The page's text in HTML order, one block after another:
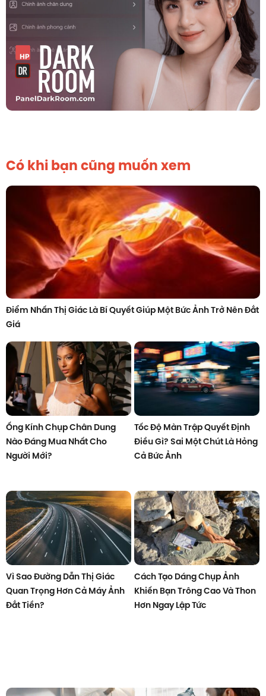
Có khi bạn cũng muốn xem
Điểm Nhấn Thị Giác Là Bí Quyết Giúp Một Bức Ảnh Trở Nên Đắt
Giá
Ống Kính Chụp Chân Dung
Nào Đáng Mua Nhất Cho
Người Mới?
Tốc Độ Màn Trập Quyết Định
Điều Gì? Sai Một Chút Là Hỏng
Cả Bức Ảnh
Vì Sao Đường Dẫn Thị Giác
Quan Trọng Hơn Cả Máy Ảnh
Đắt Tiền?
Cách Tạo Dáng Chụp Ảnh
Khiến Bạn Trông Cao Và Thon
Hơn Ngay Lập Tức